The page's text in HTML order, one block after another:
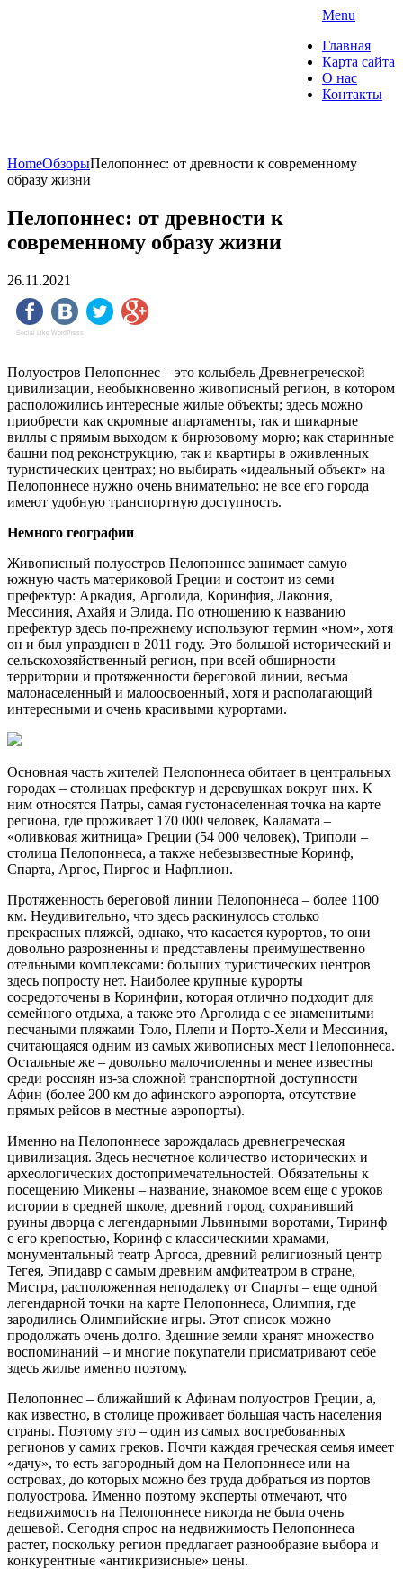
Menu
Главная
Карта сайта
О нас
Контакты
HomeОбзорыПелопоннес: от древности к современному
образу жизни
Пелопоннес: от древности к
современному образу жизни
26.11.2021
Social Like WordPress
Полуостров Пелопоннес – это колыбель Древнегреческой
цивилизации, необыкновенно живописный регион, в котором
расположились интересные жилые объекты; здесь можно
приобрести как скромные апартаменты, так и шикарные
виллы с прямым выходом к бирюзовому морю; как старинные
башни под реконструкцию, так и квартиры в оживленных
туристических центрах; но выбирать «идеальный объект» на
Пелопоннесе нужно очень внимательно: не все его города
имеют удобную транспортную доступность.
Немного географии
Живописный полуостров Пелопоннес занимает самую
южную часть материковой Греции и состоит из cеми
префектур: Аркадия, Арголида, Коринфия, Лакония,
Мессиния, Ахайя и Элида. По отношению к названию
префектур здесь по-прежнему используют термин «ном», хотя
он и был упразднен в 2011 году. Это большой исторический и
сельскохозяйственный регион, при всей обширности
территории и протяженности береговой линии, весьма
малонаселенный и малоосвоенный, хотя и располагающий
интересными и очень красивыми курортами.
Основная часть жителей Пелопоннеса обитает в центральных
городах – столицах префектур и деревушках вокруг них. К
ним относятся Патры, самая густонаселенная точка на карте
региона, где проживает 170 000 человек, Каламата –
«оливковая житница» Греции (54 000 человек), Триполи –
столица Пелопоннеса, а также небезызвестные Коринф,
Спарта, Аргос, Пиргос и Нафплион.
Протяженность береговой линии Пелопоннеса – более 1100
км. Неудивительно, что здесь раскинулось столько
прекрасных пляжей, однако, что касается курортов, то они
довольно разрозненны и представлены преимущественно
отельными комплексами: больших туристических центров
здесь попросту нет. Наиболее крупные курорты
сосредоточены в Коринфии, которая отлично подходит для
семейного отдыха, а также это Арголида с ее знаменитыми
песчаными пляжами Толо, Плепи и Порто-Хели и Мессиния,
считающаяся одним из cамых живописных мест Пелопоннеса.
Остальные же – довольно малочисленны и менее известны
среди россиян из-за сложной транспортной доступности
Афин (более 200 км до афинского аэропорта, отсутствие
прямых рейсов в местные аэропорты).
Именно на Пелопоннесе зарождалась древнегреческая
цивилизация. Здесь несчетное количество исторических и
археологических достопримечательностей. Обязательны к
посещению Микены – название, знакомое всем еще с уроков
истории в средней школе, древний город, сохранивший
руины дворца с легендарными Львиными воротами, Тиринф
с его крепостью, Коринф с классическими храмами,
монументальный театр Аргоса, древний религиозный центр
Тегея, Эпидавр с самым древним амфитеатром в стране,
Мистра, расположенная неподалеку от Спарты – еще одной
легендарной точки на карте Пелопоннеса, Олимпия, где
зародились Олимпийские игры. Этот список можно
продолжать очень долго. Здешние земли хранят множество
воспоминаний – и многие покупатели присматривают себе
здесь жилье именно поэтому.
Пелопоннес – ближайший к Афинам полуостров Греции, а,
как известно, в столице проживает большая часть населения
страны. Поэтому это – один из самых востребованных
регионов у самих греков. Почти каждая греческая семья имеет
«дачу», то есть загородный дом на Пелопоннесе или на
островах, до которых можно без труда добраться из портов
полуострова. Именно поэтому эксперты отмечают, что
недвижимость на Пелопоннесе никогда не была очень
дешевой. Сегодня спрос на недвижимость Пелопоннеса
растет, поскольку регион предлагает разнообразие выбора и
конкурентные «антикризисные» цены.